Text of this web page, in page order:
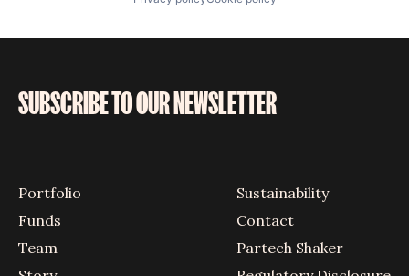
SUBSCRIBE TO OUR NEWSLETTER
Portfolio
Funds
Team
Sustainability
Contact
Partech Shaker